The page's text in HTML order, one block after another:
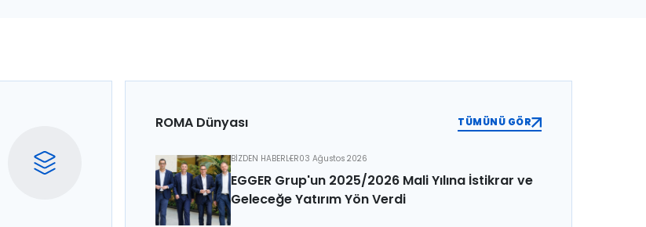
ROMA Dünyası TÜMÜNÜ GÖR
BİZDEN HABERLER03 Ağustos 2026
EGGER Grup'un 2025/2026 Mali Yılına İstikrar ve
Geleceğe Yatırım Yön Verdi